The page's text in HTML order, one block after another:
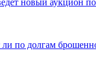
ли по долгам